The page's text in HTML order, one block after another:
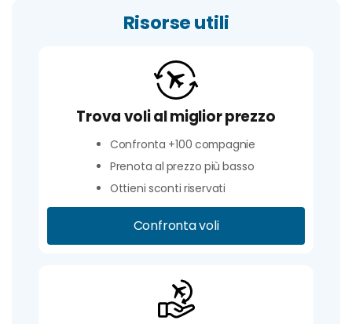
Risorse utili
Trova voli al miglior prezzo
Confronta +100 compagnie
Prenota al prezzo più basso
Ottieni sconti riservati
Confronta voli